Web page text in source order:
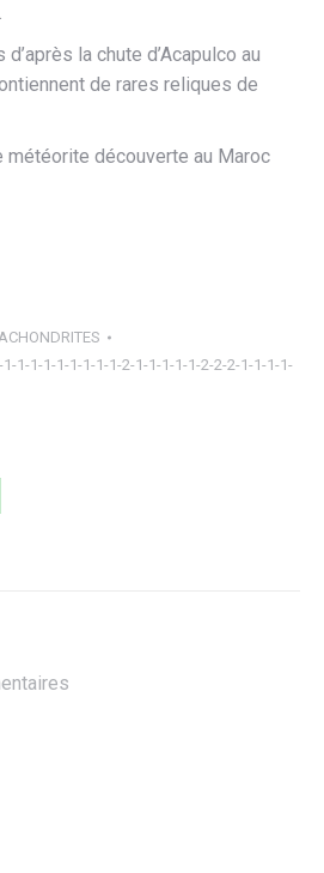
la chute d’Acapulco au
de rares reliques de
météorite découverte au Maroc
1-1-1-1-1-1-1-1-2-1-1-1-1-1-2-2-2-1-1-1-1-